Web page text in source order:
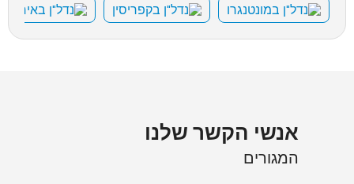
נדל"ן במונטנגרו נדל"ן בקפריסין נדל"ן באיחוד
אנשי הקשר שלנו
המגורים